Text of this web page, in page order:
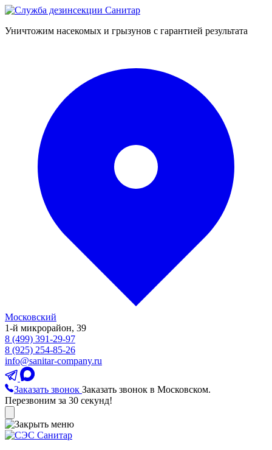
Уничтожим насекомых и грызунов с гарантией результата
Московский
1-й микрорайон, 39
8 (499) 391-29-97
8 (925) 254-85-26
info@sanitar-company.ru
Заказать звонок Заказать звонок в Московском.
Перезвоним за 30 секунд!